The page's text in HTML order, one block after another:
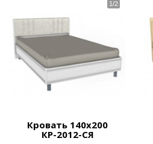
Кровать 140х200
КР-2012-СЯ